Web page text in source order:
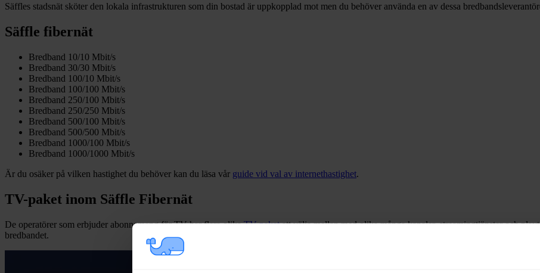
Säffles stadsnät sköter den lokala infrastrukturen som din bostad är uppkopplad mot men du behöver använda en av dessa
Säffle fibernät
Bredband 10/10 Mbit/s
Bredband 30/30 Mbit/s
Bredband 100/10 Mbit/s
Bredband 100/100 Mbit/s
Bredband 250/100 Mbit/s
Bredband 250/250 Mbit/s
Bredband 500/100 Mbit/s
Bredband 500/500 Mbit/s
Bredband 1000/100 Mbit/s
Bredband 1000/1000 Mbit/s
Är du osäker på vilken hastighet du behöver kan du läsa vår guide vid val av internethastighet.
TV-paket inom Säffle Fibernät
De operatörer som erbjuder abonnemang för TV har flera olikaTV-paketatt välja mellan med olika många kanaler, streamingtjänster och
bredbandet.